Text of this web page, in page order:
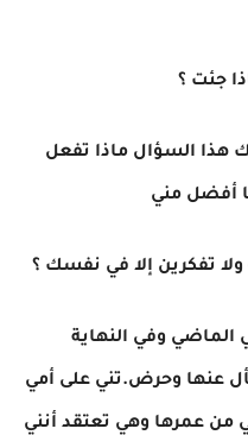
جئت ؟
هذا السؤال ماذا تفعل
أفضل مني
ولا تفكرين إلا في نفسك ؟
الماضي وفي النهاية
عنها وحرض.تني على أمي
من عمرها وهي تعتقد أنني